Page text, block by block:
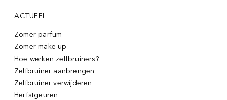
ACTUEEL
Zomer parfum
Zomer make-up
Hoe werken zelfbruiners?
Zelfbruiner aanbrengen
Zelfbruiner verwijderen
Herfstgeuren